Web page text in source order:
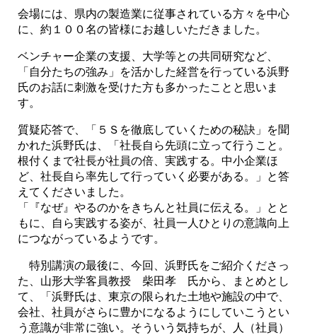
会場には、県内の製造業に従事されている方々を中心
に、約１００名の皆様にお越しいただきました。
ベンチャー企業の支援、大学等との共同研究など、
「自分たちの強み」を活かした経営を行っている浜野
氏のお話に刺激を受けた方も多かったことと思いま
す。
質疑応答で、「５Ｓを徹底していくための秘訣」を聞
かれた浜野氏は、「社長自ら先頭に立って行うこと。
根付くまで社長が社員の倍、実践する。中小企業ほ
ど、社長自ら率先して行っていく必要がある。」と答
えてくださいました。
「『なぜ』やるのかをきちんと社員に伝える。」とと
もに、自ら実践する姿が、社員一人ひとりの意識向上
につながっているようです。
特別講演の最後に、今回、浜野氏をご紹介くださっ
た、山形大学客員教授 柴田孝 氏から、まとめとし
て、「 浜野氏は、東京の限られた土地や施設の中で、
会社、社員がさらに豊かになるようにしていこうとい
う意識が非常に強い。そういう気持ちが、人（社員）